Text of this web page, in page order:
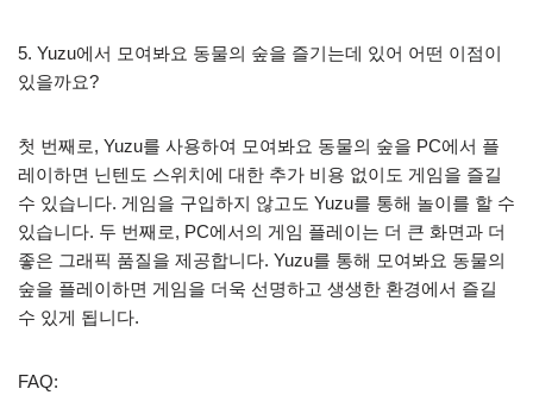
5. Yuzu에서 모여봐요 동물의 숲을 즐기는데 있어 어떤 이점이
있을까요?
첫 번째로, Yuzu를 사용하여 모여봐요 동물의 숲을 PC에서 플
레이하면 닌텐도 스위치에 대한 추가 비용 없이도 게임을 즐길
수 있습니다. 게임을 구입하지 않고도 Yuzu를 통해 놀이를 할 수
있습니다. 두 번째로, PC에서의 게임 플레이는 더 큰 화면과 더
좋은 그래픽 품질을 제공합니다. Yuzu를 통해 모여봐요 동물의
숲을 플레이하면 게임을 더욱 선명하고 생생한 환경에서 즐길
수 있게 됩니다.
FAQ: